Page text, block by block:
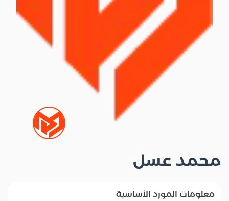
محمد عسل
معلومات المورد الأساسية